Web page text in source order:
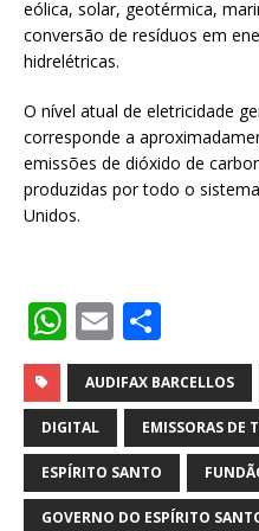
eólica, solar, geotérmica,
conversão de resíduos em
hidrelétricas.
O nível atual de eletricidade
corresponde a
emissões de dióxido de
produzidas por todo o
Unidos.
W
h
at
s
A
p
E
m
ai
l
h
ar
e
AUDIFAX BARCELLOS
DIGITAL EMISSORAS DE
ESPÍRITO SANTO
GOVERNO DO ESPÍRITO